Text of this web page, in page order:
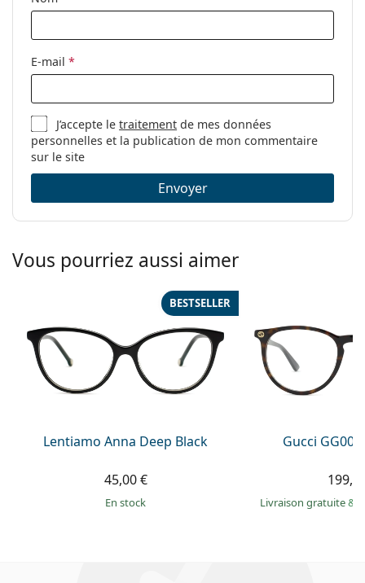
Catégorie:
Lunettes de vue
Marque:
Kate Spade
Code:
BRIELLA TAY 16 51
E-mail *
J’accepte letraitement de mes données
personnelles et la publication de mon commentaire
sur le site
Envoyer
Vous pourriez aussi aimer
Lentiamo Anna Deep Black
BESTSELLER
45,00 €
en stock
Gucci
Livraison gratuite&